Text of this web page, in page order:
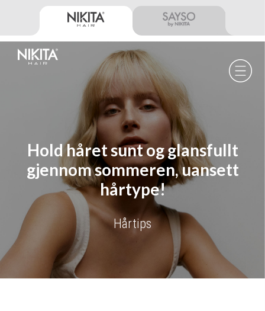
primary
navigation
main
content
footer
Hold håret sunt og glansfullt
gjennom sommeren, uansett
hårtype!
Hårtips